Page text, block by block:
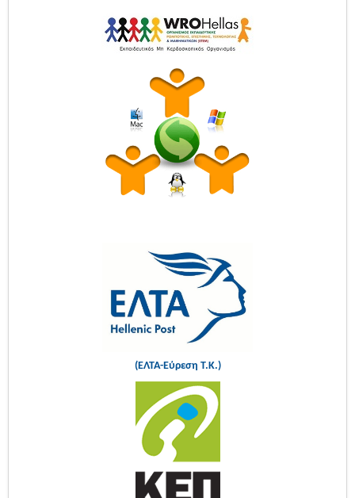
(ΕΛΤΑ-Εύρεση Τ.Κ.)